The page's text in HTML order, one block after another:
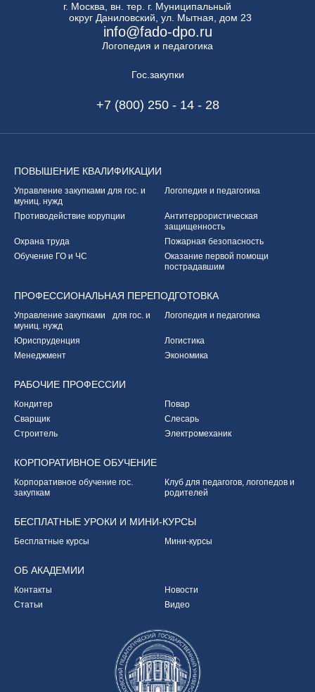
г. Москва, вн. тер. г. Муниципальный
округ Даниловский, ул. Мытная, дом 23
info@fado-dpo.ru
Логопедия и педагогика
Гос.закупки
+7 (800) 250 - 14 - 28
ПОВЫШЕНИЕ КВАЛИФИКАЦИИ
Управление закупками для гос. и
муниц. нужд
Логопедия и педагогика
Противодействие корупции
Антитеррористическая
защищенность
Охрана труда
Пожарная безопасность
Обучение ГО и ЧС
Оказание первой помощи
пострадавшим
ПРОФЕССИОНАЛЬНАЯ ПЕРЕПОДГОТОВКА
Управление закупками для гос. и
муниц. нужд
Логопедия и педагогика
Юриспруденция
Логистика
Менеджмент
Экономика
РАБОЧИЕ ПРОФЕССИИ
Кондитер
Повар
Сварщик
Слесарь
Строитель
Электромеханик
КОРПОРАТИВНОЕ ОБУЧЕНИЕ
Корпоративное обучение гос.
закупкам
Клуб для педагогов, логопедов и
родителей
БЕСПЛАТНЫЕ УРОКИ И МИНИ-КУРСЫ
Бесплатные курсы Мини-курсы
ОБ АКАДЕМИИ
Контакты
Новости
Статьи
Видео